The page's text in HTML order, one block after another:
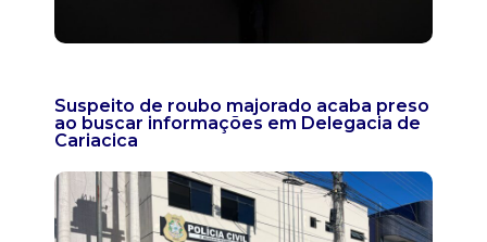
Suspeito de roubo majorado acaba preso
ao buscar informações em Delegacia de
Cariacica